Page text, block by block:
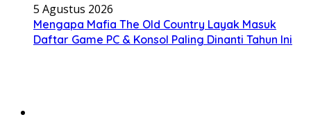
5 Agustus 2026
Mengapa Mafia The Old Country Layak Masuk
Daftar Game PC & Konsol Paling Dinanti Tahun Ini